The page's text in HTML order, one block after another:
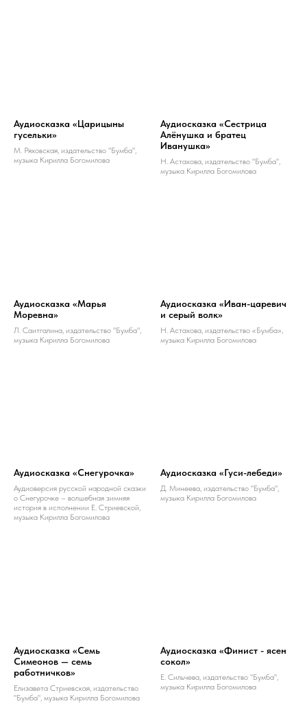
Аудиосказка «Царицыны
гусельки»
М. Ряховская, издательство "Бумба",
музыка Кирилла Богомилова
Аудиосказка «Сестрица
Алёнушка и братец
Иванушка»
Н. Астахова, издательство "Бумба",
музыка Кирилла Богомилова
Аудиосказка «Марья
Моревна»
Л. Саитгалина, издательство "Бумба",
музыка Кирилла Богомилова
Аудиосказка «Иван-царевич
и серый волк»
Н. Астахова, издательство «Бумба»,
музыка Кирилла Богомилова
Аудиосказка «Снегурочка»
Аудиоверсия русской народной сказки
о Снегурочке – волшебная зимняя
история в исполнении Е. Стриевской,
музыка Кирилла Богомилова
Аудиосказка «Гуси-лебеди»
Д. Минеева, издательство "Бумба",
музыка Кирилла Богомилова
Аудиосказка «Семь
Симеонов — семь
работничков»
Елизавета Стриевская, издательство
"Бумба", музыка Кирилла Богомилова
Аудиосказка «Финист - ясен
сокол»
Е. Сильчева, издательство "Бумба",
музыка Кирилла Богомилова